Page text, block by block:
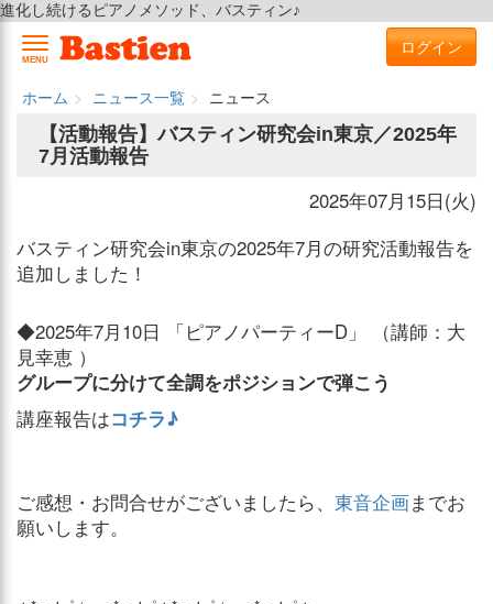
進化し続けるピアノメソッド、バスティン♪
MENU
ログイン
ホーム ニュース一覧
ニュース
【活動報告】バスティン研究会in東京／2025年
7月活動報告
2025年07月15日(火)
バスティン研究会in東京の2025年7月の研究活動報告を
追加しました！
◆2025年7月10日 「ピアノパーティーD」 （講師：大
見幸恵 ）
グループに分けて全調をポジションで弾こう
講座報告はコチラ♪
ご感想・お問合せがございましたら、 東音企画までお
願いします。